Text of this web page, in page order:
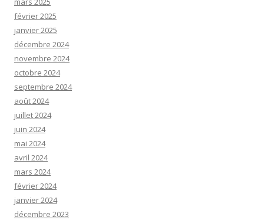
février 2025
janvier 2025
décembre 2024
novembre 2024
octobre 2024
septembre 2024
août 2024
juillet 2024
juin 2024
mai 2024
avril 2024
mars 2024
février 2024
janvier 2024
décembre 2023